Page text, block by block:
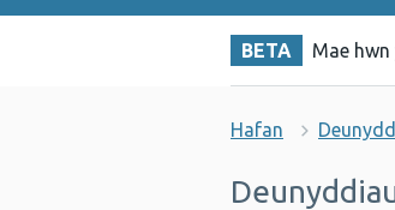
BETA Mae
Hafan